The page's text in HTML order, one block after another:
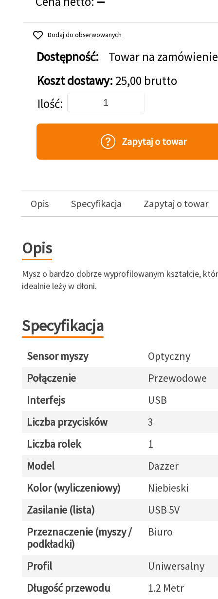
Dodaj do obserwowanych
Dostępność:
Towar na zamówienie
Koszt dostawy: 25,00 brutto
Dodaj do koszyka
Ilość
Zapytaj o towar
Opis Specyfikacja Zapytaj o towar
Opis
Mysz o bardzo dobrze wyprofilowanym kształcie,
idealnie leży w dłoni.
Specyfikacja
Sensor myszy
Optyczny
Połączenie
Przewodowe
Interfejs
USB
Liczba przycisków
3
Liczba rolek
1
Model
Dazzer
Kolor (wyliczeniowy)
Niebieski
Zasilanie (lista)
USB 5V
Przeznaczenie (myszy /
podkładki)
Biuro
Profil
Uniwersalny
Długość przewodu
1.2 Metr